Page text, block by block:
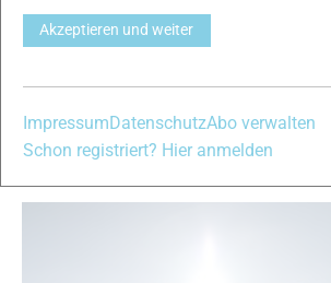
Trainingssaison. Neben den
auf Karriereenden, Trainerwechsel und
Kadereinteilung für die Saison 2026-27
höchsten Lehrgangsgruppen an, und damit
vergangenen Saison.
Akzeptieren und weiter
Impressum DatenschutzAbo verwalten
Schon registriert? Hier anmelden